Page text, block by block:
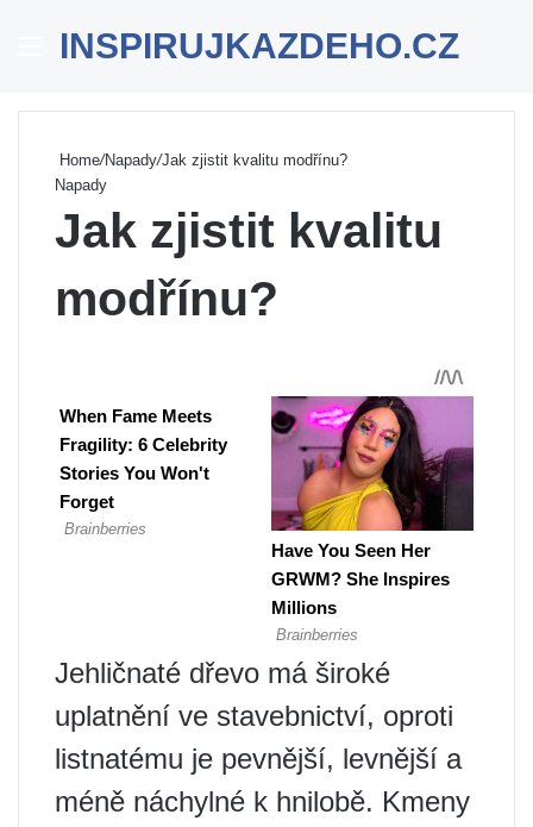
Menu
INSPIRUJKAZDEHO.CZ
Home/Napady/Jak zjistit kvalitu modřínu?
Napady
Jak zjistit kvalitu
modřínu?
Jehličnaté dřevo má široké
uplatnění ve stavebnictví, oproti
listnatému je pevnější, levnější a
méně náchylné k hnilobě. Kmeny